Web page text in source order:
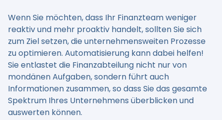
Wenn Sie möchten, dass Ihr Finanzteam weniger
reaktiv und mehr proaktiv handelt, sollten Sie sich
zum Ziel setzen, die unternehmensweiten Prozesse
zu optimieren. Automatisierung kann dabei helfen!
Sie entlastet die Finanzabteilung nicht nur von
mondänen Aufgaben, sondern führt auch
Informationen zusammen, so dass Sie das gesamte
Spektrum Ihres Unternehmens überblicken und
auswerten können.